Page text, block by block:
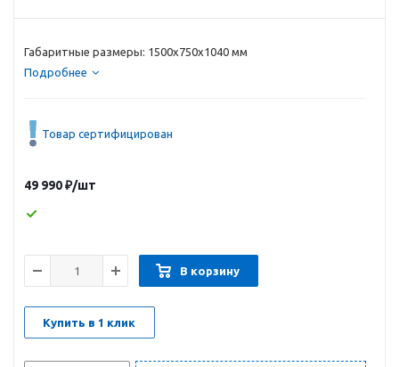
Габаритные размеры: 1500х750х1040 мм
Подробнее
Товар сертифицирован
49 990₽/шт
В корзину
Купить в 1 клик